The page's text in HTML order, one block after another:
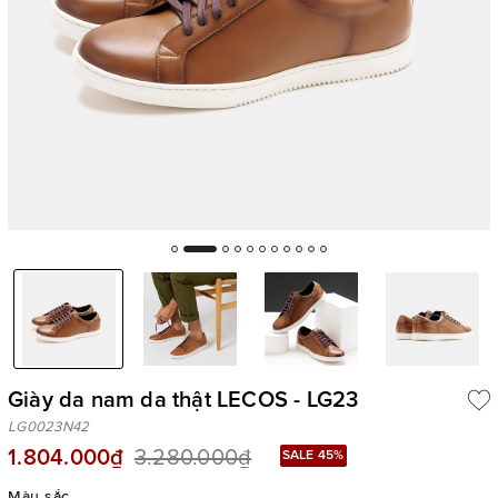
Giày da nam da thật LECOS - LG23
LG0023N42
1.804.000₫ 3.280.000₫ SALE 45%